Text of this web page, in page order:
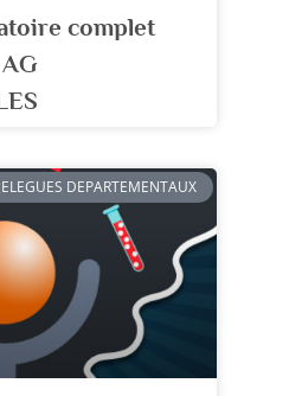
complet
DEPARTEMENTAUX